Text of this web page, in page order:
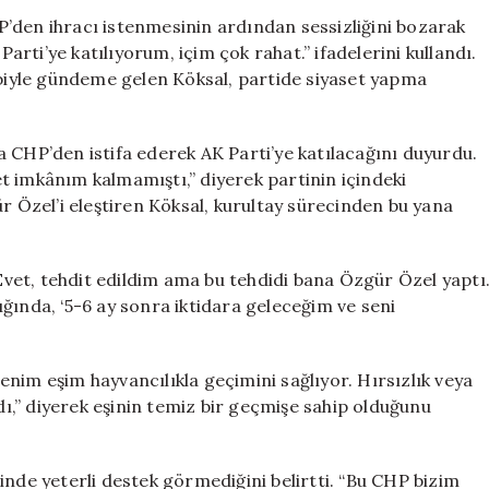
Edip
AK
Katılacağını
ihracı istenmesinin ardından sessizliğini bozarak
Parti’ye katılıyorum, içim çok rahat.” ifadelerini kullandı.
gündeme gelen Köksal, partide siyaset yapma
istifa ederek AK Parti’ye katılacağını duyurdu.
imkânım kalmamıştı,” diyerek partinin içindeki
Özel’i eleştiren Köksal, kurultay sürecinden bu yana
tehdit edildim ama bu tehdidi bana Özgür Özel
‘5-6 ay sonra iktidara geleceğim ve seni
eşim hayvancılıkla geçimini sağlıyor. Hırsızlık veya
diyerek eşinin temiz bir geçmişe sahip olduğunu
yeterli destek görmediğini belirtti. “Bu CHP bizim